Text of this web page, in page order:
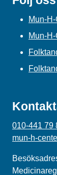
Mun-
Mun-
010-441 79
mun-h-